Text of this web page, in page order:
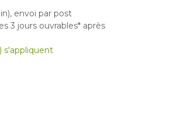
envoi par post
3 jours ouvrables* après
s'appliquent